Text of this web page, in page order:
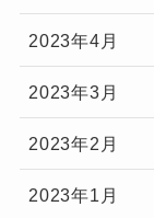
2023年4月
2023年3月
2023年2月
2023年1月